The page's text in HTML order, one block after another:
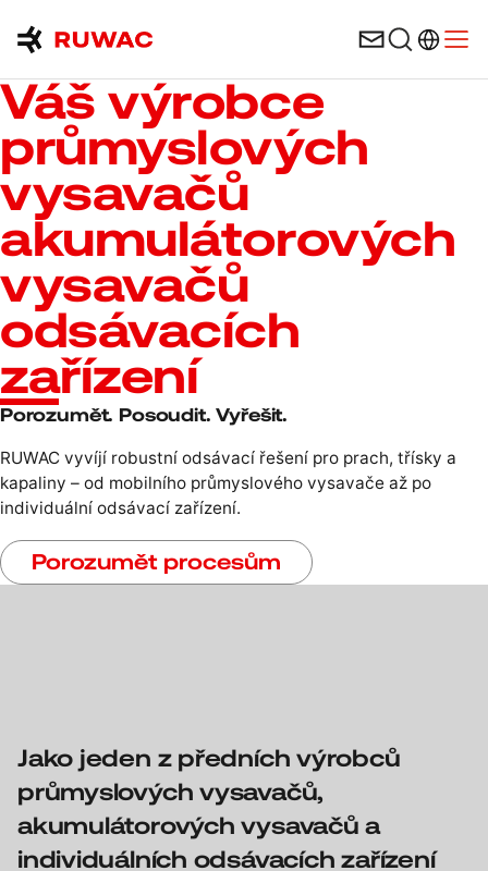
Výběr
Váš výrobce
průmyslových
vysavačů
akumulátorových
vysavačů
odsávacích
zařízení
Porozumět. Posoudit. Vyřešit.
RUWAC vyvíjí robustní odsávací řešení pro prach, třísky a
kapaliny – od mobilního průmyslového vysavače až po
individuální odsávací zařízení.
Porozumět procesům
Jako jeden z předních výrobců
průmyslových vysavačů,
akumulátorových vysavačů a
individuálních odsávacích zařízení